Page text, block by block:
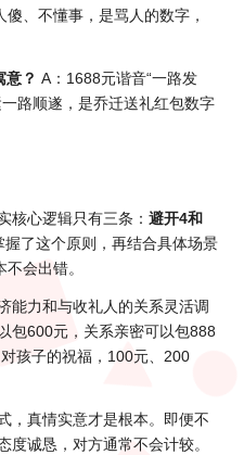
、不懂事，是骂人的数字，
意？ A：1688元谐音“一路发
路顺遂，是乔迁送礼红包数字
核心逻辑只有三条： 避开4和
握了这个原则，再结合具体场景
会出错。
能力和与收礼人的关系灵活调
包600元，关系亲密可以包888
孩子的祝福，100元、200
，真情实意才是根本。即便不
度诚恳，对方通常不会计较。